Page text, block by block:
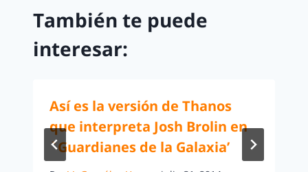
También te puede
interesar:
Así es la versión de Thanos
que interpreta Josh Brolin en
`Guardianes de la Galaxia’